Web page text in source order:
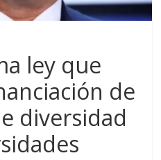
ley que
de
diversidad